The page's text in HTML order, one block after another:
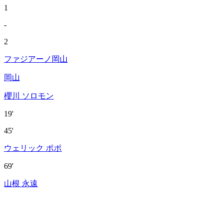
1
-
2
ファジアーノ岡山
岡山
櫻川 ソロモン
19'
45'
ウェリック ポポ
69'
山根 永遠